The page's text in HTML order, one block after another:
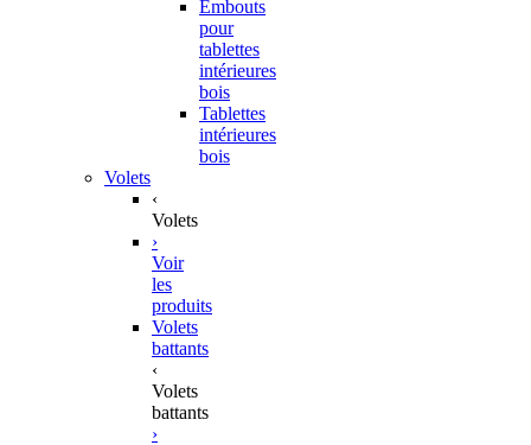
Embouts
pour
tablettes
intérieures
bois
Tablettes
intérieures
bois
Volets
‹
Volets
›
Voir
les
produits
Volets
battants
‹
Volets
battants
›